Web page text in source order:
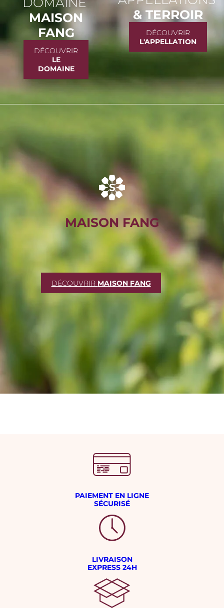
MAISON
FANG
DÉCOUVRIR
LE
DOMAINE
& TERROIR
DÉCOUVRIR
L'APPELLATION
MAISON FANG
DÉCOUVRIR MAISON FANG
PAIEMENT EN LIGNE
SÉCURISÉ
LIVRAISON
EXPRESS 24H